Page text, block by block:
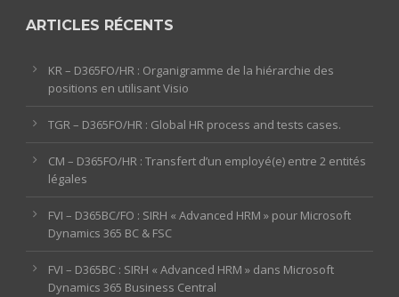
ARTICLES RÉCENTS
KR – D365FO/HR : Organigramme de la hiérarchie des
positions en utilisant Visio
TGR – D365FO/HR : Global HR process and tests cases.
CM – D365FO/HR : Transfert d’un employé(e) entre 2 entités
légales
FVI – D365BC/FO : SIRH « Advanced HRM » pour Microsoft
Dynamics 365 BC & FSC
FVI – D365BC : SIRH « Advanced HRM » dans Microsoft
Dynamics 365 Business Central